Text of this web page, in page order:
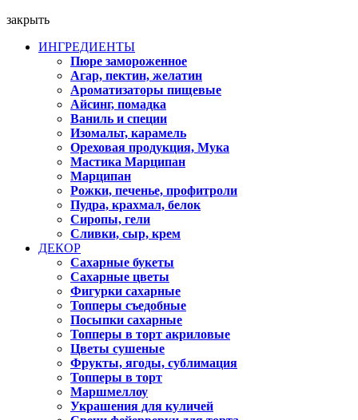
закрыть
ИНГРЕДИЕНТЫ
Пюре замороженное
Агар, пектин, желатин
Ароматизаторы пищевые
Айсинг, помадка
Ваниль и специи
Изомальт, карамель
Ореховая продукция, Мука
Мастика Марципан
Марципан
Рожки, печенье, профитроли
Пудра, крахмал, белок
Сиропы, гели
Сливки, сыр, крем
ДЕКОР
Сахарные букеты
Сахарные цветы
Фигурки сахарные
Топперы съедобные
Посыпки сахарные
Топперы в торт акриловые
Цветы сушеные
Фрукты, ягоды, сублимация
Топперы в торт
Маршмеллоу
Украшения для куличей